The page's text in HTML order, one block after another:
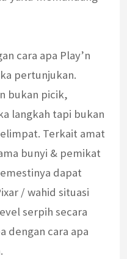
cara apa Play’n
pertunjukan.
bukan picik,
langkah tapi bukan
Terkait amat
bunyi & pemikat
dapat
/ wahid situasi
serpih secara
dengan cara apa